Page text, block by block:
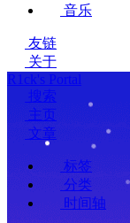
音乐
友链
关于
R1ck's Portal
搜索
主页
文章
标签
分类
时间轴